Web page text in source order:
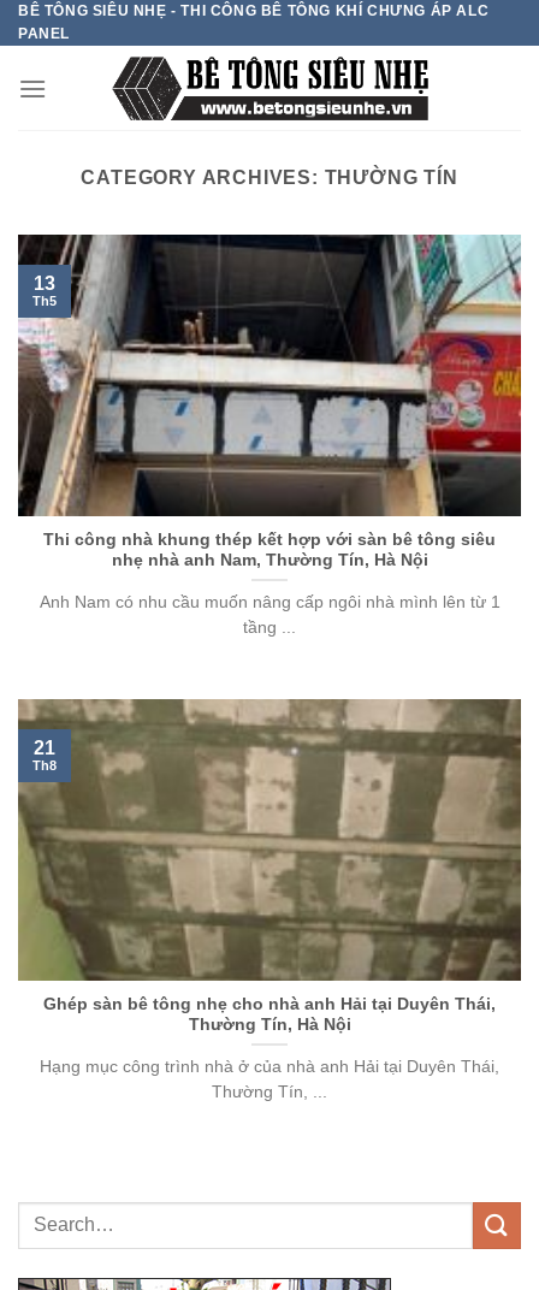
Skip
to
BÊ TÔNG SIÊU NHẸ - THI CÔNG BÊ TÔNG KHÍ CHƯNG ÁP ALC
PANEL
CATEGORY ARCHIVES: THƯỜNG TÍN
Thi công nhà khung thép kết hợp với sàn bê tông siêu
nhẹ nhà anh Nam, Thường Tín, Hà Nội
Anh Nam có nhu cầu muốn nâng cấp ngôi nhà mình lên từ 1
tầng ...
13
Th5
Ghép sàn bê tông nhẹ cho nhà anh Hải tại Duyên Thái,
Thường Tín, Hà Nội
Hạng mục công trình nhà ở của nhà anh Hải tại Duyên Thái,
Thường Tín, ...
21
Th8